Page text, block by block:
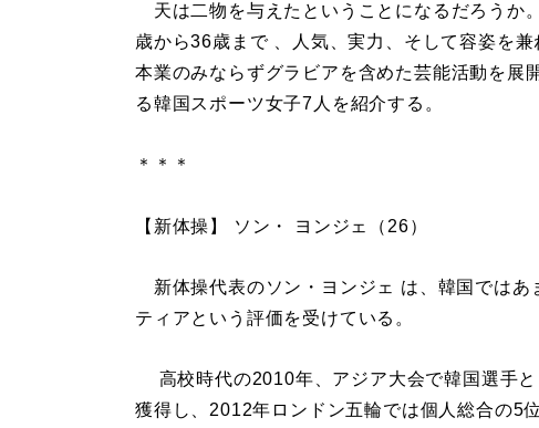
天は二物を与えたということになるだろうか
歳から36歳まで 、人気、実力、そして容姿を兼
本業のみならずグラビアを含めた芸能活動を展
る韓国スポーツ女子7人を紹介する。
＊＊＊
【新体操】 ソン・ ヨンジェ（26）
新体操代表のソン・ヨンジェ は、韓国ではあ
ティアという評価を受けている。
高校時代の2010年、アジア大会で韓国選手
獲得し、2012年ロンドン五輪では個人総合の5